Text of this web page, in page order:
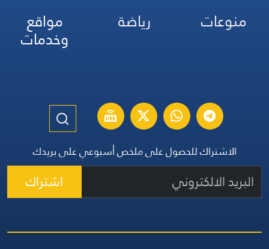
منوعات
رياضة مواقع
وخدمات
الاشتراك للحصول على ملخص أسبوعي على بريدك
اشتراك